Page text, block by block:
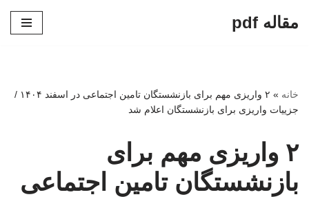
مقاله pdf
خانه »
۲ واریزی مهم برای بازنشستگان تامین اجتماعی در اسفند ۱۴۰۴ /
جزییات واریزی برای بازنشستگان اعلام شد
۲ واریزی مهم برای
بازنشستگان تامین اجتماعی